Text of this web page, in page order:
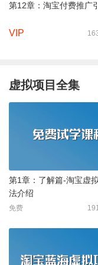
第12章：淘宝付费推广
VIP
虚拟项目全集
第1章：了解篇-淘宝虚
法介绍
免费